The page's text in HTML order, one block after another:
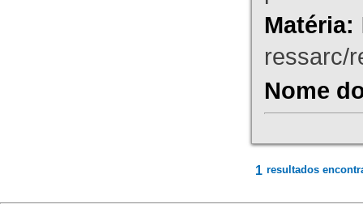
Matéria:
ressarc/
Nome
1 resultados